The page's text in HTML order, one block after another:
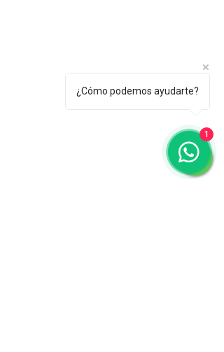
¿Cómo podemos ayudarte?
1